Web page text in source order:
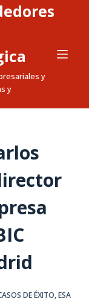
y
y
DE ÉXITO,ESA